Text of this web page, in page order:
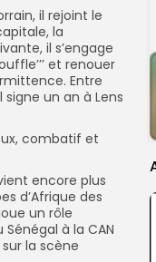
il rejoint le
la
il s’engage
et renouer
Entre
signe un an à Lens
combatif et
encore plus
d’Afrique des
un rôle
à la CAN
la scène